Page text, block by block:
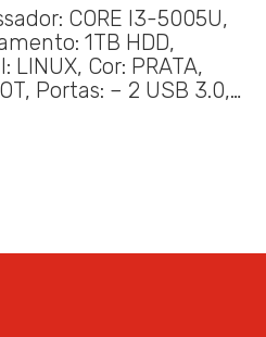
CORE I3-5005U,
1TB HDD,
Cor: PRATA,
Portas: – 2 USB 3.0,…